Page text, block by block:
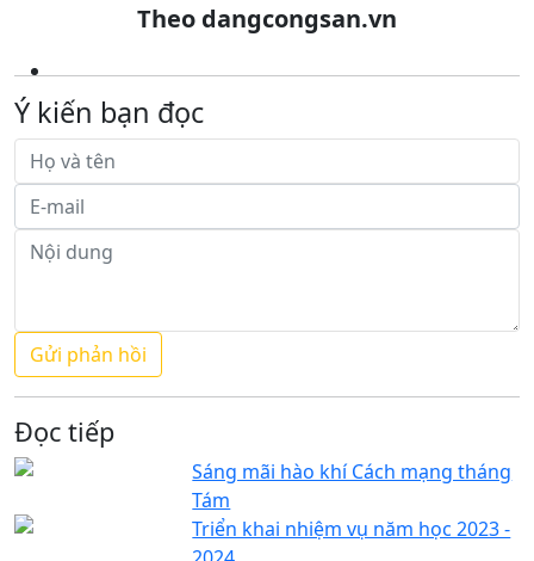
Theo dangcongsan.vn
Ý kiến bạn đọc
Đọc tiếp
Sáng mãi hào khí Cách mạng tháng
Tám
Triển khai nhiệm vụ năm học 2023 -